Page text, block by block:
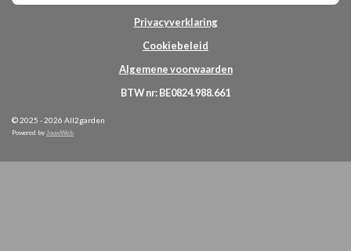
Privacyverklaring
Cookiebeleid
Algemene voorwaarden
BTW nr: BE0824.988.661
© 2025 - 2026 All2garden
Powered by JouwWeb